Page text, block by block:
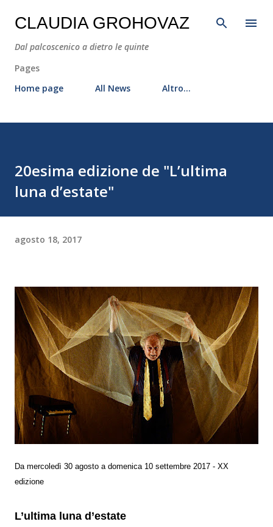
Passa ai contenuti principali
CLAUDIA GROHOVAZ
Dal palcoscenico a dietro le quinte
Pages
Home page
All News Altro…
20esima edizione de "L’ultima
luna d’estate"
agosto 18, 2017
Da mercoledì 30 agosto a domenica 10 settembre 2017 - XX
edizione
L’ultima luna d’estate